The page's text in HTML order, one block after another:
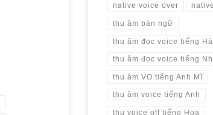
native voice over
thu âm bản ngữ
thu âm đọc voice tiếng
thu âm đọc voice tiếng
thu âm VO tiếng Anh Mĩ
thu âm voice tiếng Anh
thu voice off tiếng Hoa